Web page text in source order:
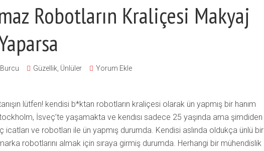
Robotların Kraliçesi Makyaj
Burcu Güzellik Ünlüler Yorum Ekle
lütfen! kendisi b*ktan robotların kraliçesi olarak ün yapmış bir hanım
İsveç’te yaşamakta ve kendısı sadece 25 yaşında ama şimdiden
icatları ve robotları ile ün yapmış durumda. Kendisi aslında oldukça ünlü bir
robotlarını almak için sıraya girmiş durumda. Herhangi bir mühendislik